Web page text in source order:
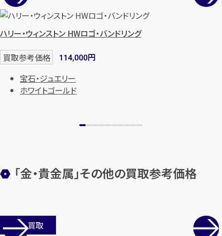
カンタン無料
ハリー・ウィンストン HWロゴ・バンドリング
買取参考価格 114,000円
宝石・ジュエリー
ホワイトゴールド
「金・貴金属」その他の買取参考価格
店舗買取